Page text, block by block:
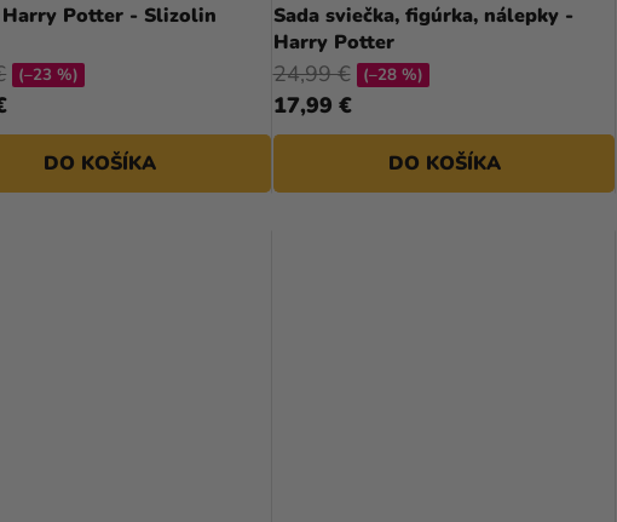
Harry Potter - Slizolin
(–23 %)
DO KOŠÍKA
Sada sviečka, figúrka, nálepky -
Harry Potter
17,99 €
24,99 € (–28 %)
DO KOŠÍKA